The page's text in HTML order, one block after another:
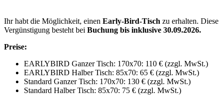
Ihr habt die Möglichkeit, einen Early-Bird-Tisch zu erhalten. Diese
Vergünstigung besteht bei Buchung bis inklusive 30.09.2026.
Preise:
EARLYBIRD Ganzer Tisch: 170x70: 110 € (zzgl. MwSt.)
EARLYBIRD Halber Tisch: 85x70: 65 € (zzgl. MwSt.)
Standard Ganzer Tisch: 170x70: 130 € (zzgl. MwSt.)
Standard Halber Tisch: 85x70: 75 € (zzgl. MwSt.)